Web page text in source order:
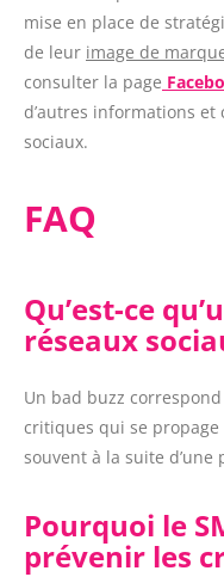
mise en place de
de leur image de
consulter la page
d’autres informations
sociaux.
FAQ
Qu’est-ce
réseaux
Un bad buzz
critiques qui se
souvent à la suite
Pourquoi le
prévenir les